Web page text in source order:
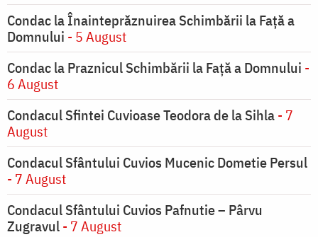
Condac la Înainteprăznuirea Schimbării la Faţă a
Domnului - 5 August
Condac la Praznicul Schimbării la Faţă a Domnului -
6 August
Condacul Sfintei Cuvioase Teodora de la Sihla- 7
August
Condacul Sfântului Cuvios Mucenic Dometie Persul
- 7 August
Condacul Sfântului Cuvios Pafnutie – Pârvu
Zugravul- 7 August